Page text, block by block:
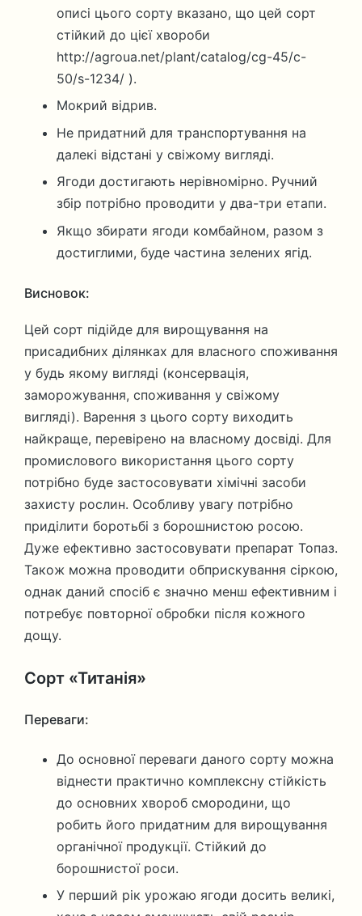
описі цього сорту вказано, що цей сорт
стійкий до цієї хвороби
http://agroua.net/plant/catalog/cg-45/c-
50/s-1234/ ).
Мокрий відрив.
Не придатний для транспортування на
далекі відстані у свіжому вигляді.
Ягоди достигають нерівномірно. Ручний
збір потрібно проводити у два-три етапи.
Якщо збирати ягоди комбайном, разом з
достиглими, буде частина зелених ягід.
Висновок:
Цей сорт підійде для вирощування на
присадибних ділянках для власного споживання
у будь якому вигляді (консервація,
заморожування, споживання у свіжому
вигляді). Варення з цього сорту виходить
найкраще, перевірено на власному досвіді. Для
промислового використання цього сорту
потрібно буде застосовувати хімічні засоби
захисту рослин. Особливу увагу потрібно
приділити боротьбі з борошнистою росою.
Дуже ефективно застосовувати препарат Топаз.
Також можна проводити обприскування сіркою,
однак даний спосіб є значно менш ефективним і
потребує повторної обробки після кожного
дощу.
Сорт «Титанія»
Переваги:
До основної переваги даного сорту можна
віднести практично комплексну стійкість
до основних хвороб смородини, що
робить його придатним для вирощування
органічної продукції. Стійкий до
борошнистої роси.
У перший рік урожаю ягоди досить великі,